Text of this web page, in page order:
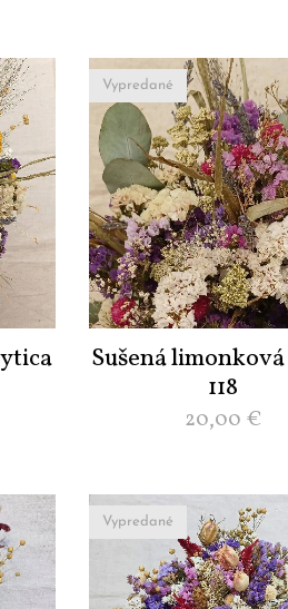
Sušená
118
Vypredané
20,00 €
Vypredané